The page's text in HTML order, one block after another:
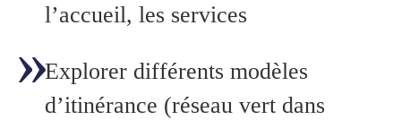
l’accueil, les services
Explorer différents modèles
d’itinérance (réseau vert dans